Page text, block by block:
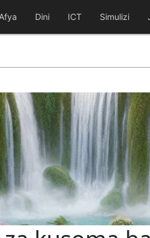
Afya Dini ICT Simulizi